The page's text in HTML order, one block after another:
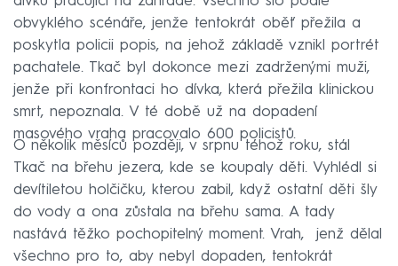
obvyklého scénáře, jenže tentokrát oběť přežila a
poskytla policii popis, na jehož základě vznikl portrét
pachatele. Tkač byl dokonce mezi zadrženými muži,
jenže při konfrontaci ho dívka, která přežila klinickou
smrt, nepoznala. V té době už na dopadení
masového vraha pracovalo 600 policistů.
O několik měsíců později, v srpnu téhož roku, stál
Tkač na břehu jezera, kde se koupaly děti. Vyhlédl si
devítiletou holčičku, kterou zabil, když ostatní děti šly
do vody a ona zůstala na břehu sama. A tady
nastává těžko pochopitelný moment. Vrah, jenž dělal
všechno pro to, aby nebyl dopaden, tentokrát